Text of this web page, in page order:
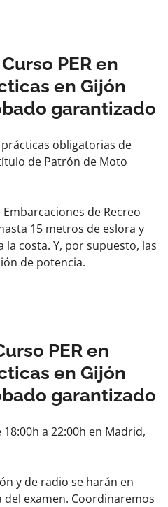
PER en
en Gijón
garantizado
obligatorias de
de Patrón de Moto
de Recreo
15 metros de eslora y
la costa. Y, por supuesto, las
de potencia.
además de las
estudiar.
PER en
en Gijón
garantizado
a 22:00h en Madrid,
y de radio se harán en
del examen. Coordinaremos